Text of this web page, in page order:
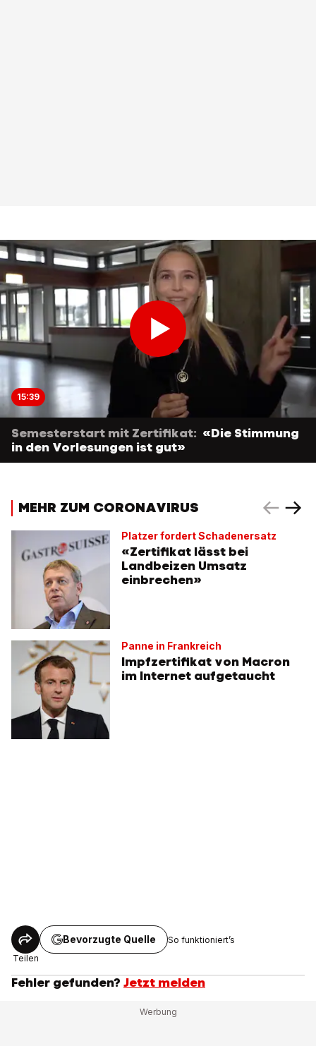
15:39
Semesterstart mit Zertifikat: «Die Stimmung
in den Vorlesungen ist gut»
MEHR ZUM CORONAVIRUS
Platzer fordert Schadenersatz
«Zertifikat lässt bei
Landbeizen Umsatz
einbrechen»
Panne in Frankreich
Impfzertifikat von Macron
im Internet aufgetaucht
Teilen
Bevorzugte Quelle So funktioniert’s
Fehler gefunden? Jetzt melden